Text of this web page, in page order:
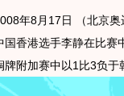
年8月17日 （北京
香港选手李静在比赛
牌附加赛中以1比3负